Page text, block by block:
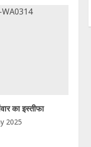
का इस्तीफा
2025